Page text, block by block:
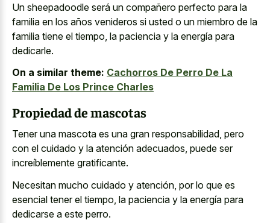
Un sheepadoodle será un compañero perfecto para la
familia en los años venideros si usted o un miembro de la
familia tiene el tiempo, la paciencia y la energía para
dedicarle.
On a similar theme: Cachorros De Perro De La
Familia De Los Prince Charles
Propiedad de mascotas
Tener una mascota es una gran responsabilidad, pero
con el cuidado y la atención adecuados, puede ser
increíblemente gratificante.
Necesitan mucho cuidado y atención, por lo que es
esencial tener el tiempo, la paciencia y la energía para
dedicarse a este perro.